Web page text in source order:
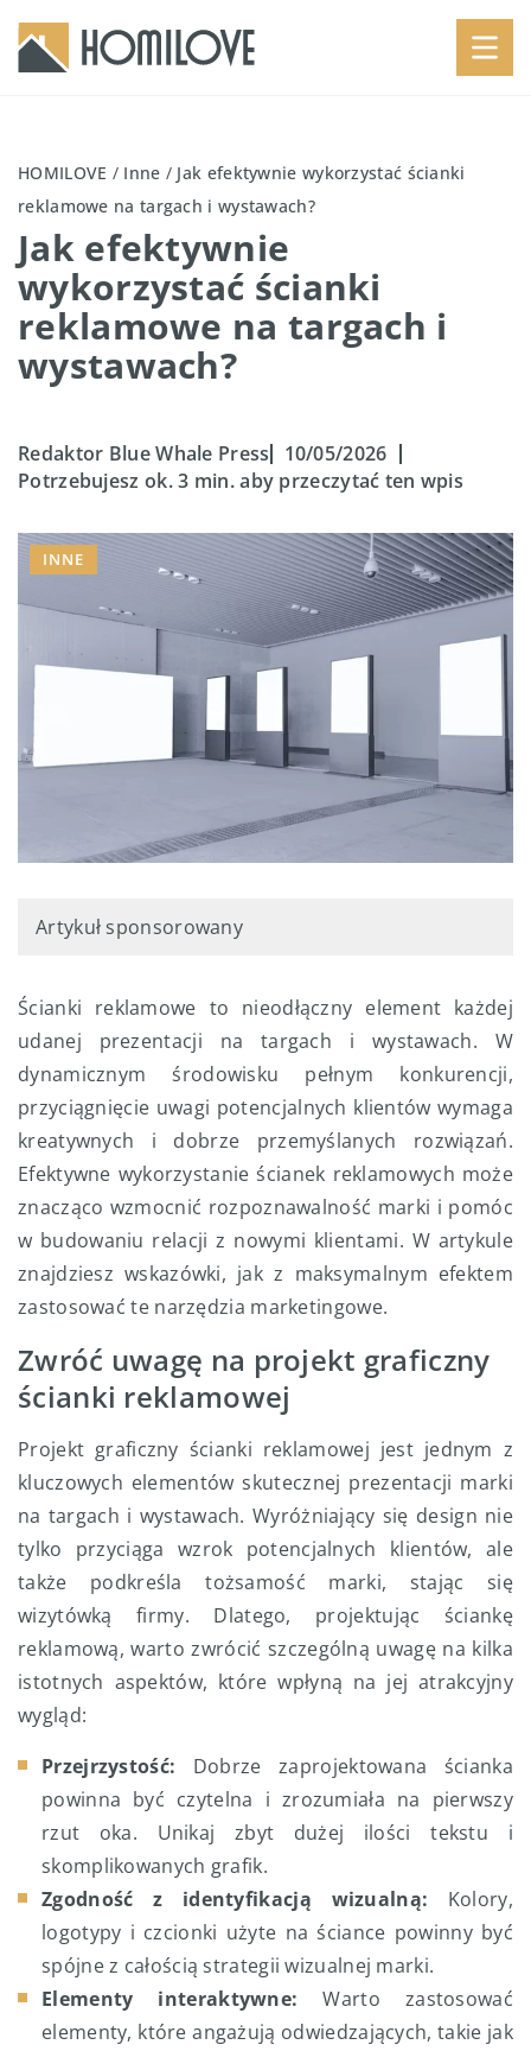
HOMILOVE / Inne / Jak efektywnie wykorzystać ścianki
reklamowe na targach i wystawach?
Jak efektywnie
wykorzystać ścianki
reklamowe na targach i
wystawach?
Redaktor Blue Whale Press
10/05/2026
Potrzebujesz ok. 3 min. aby przeczytać ten wpis
INNE
Artykuł sponsorowany
Ścianki reklamowe to nieodłączny element każdej
udanej prezentacji na targach i wystawach. W
dynamicznym środowisku pełnym konkurencji,
przyciągnięcie uwagi potencjalnych klientów wymaga
kreatywnych i dobrze przemyślanych rozwiązań.
Efektywne wykorzystanie ścianek reklamowych może
znacząco wzmocnić rozpoznawalność marki i pomóc
w budowaniu relacji z nowymi klientami. W artykule
znajdziesz wskazówki, jak z maksymalnym efektem
zastosować te narzędzia marketingowe.
Zwróć uwagę na projekt graficzny
ścianki reklamowej
Projekt graficzny ścianki reklamowej jest jednym z
kluczowych elementów skutecznej prezentacji marki
na targach i wystawach. Wyróżniający się design nie
tylko przyciąga wzrok potencjalnych klientów, ale
także podkreśla tożsamość marki, stając się
wizytówką firmy. Dlatego, projektując ściankę
reklamową, warto zwrócić szczególną uwagę na kilka
istotnych aspektów, które wpłyną na jej atrakcyjny
wygląd:
Przejrzystość: Dobrze zaprojektowana ścianka
powinna być czytelna i zrozumiała na pierwszy
rzut oka. Unikaj zbyt dużej ilości tekstu i
skomplikowanych grafik.
Zgodność z identyfikacją wizualną: Kolory,
logotypy i czcionki użyte na ściance powinny być
spójne z całością strategii wizualnej marki.
Elementy interaktywne: Warto zastosować
elementy, które angażują odwiedzających, takie jak